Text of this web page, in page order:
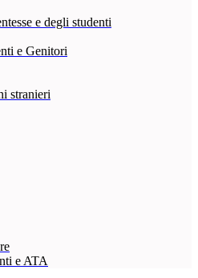
e degli studenti
e Genitori
stranieri
e ATA